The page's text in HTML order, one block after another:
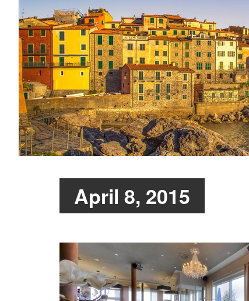
April 8, 2015